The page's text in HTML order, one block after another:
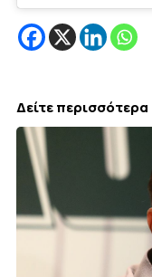
Δείτε περισσότερα